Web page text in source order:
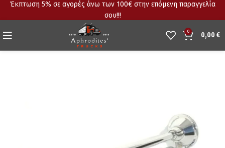
Έκπτωση 5% σε αγορές άνω των 100€ στην επόμενη παραγγελία
σου!!!
0 0,00 €